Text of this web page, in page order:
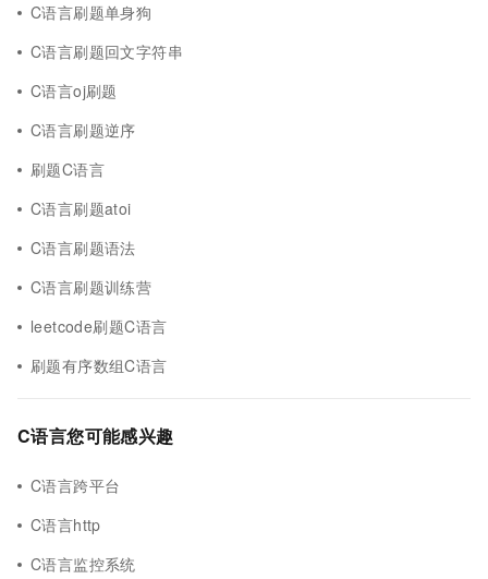
C语言刷题单身狗
C语言刷题回文字符串
C语言oj刷题
C语言刷题逆序
刷题C语言
C语言刷题atoi
C语言刷题语法
C语言刷题训练营
leetcode刷题C语言
刷题有序数组C语言
C语言您可能感兴趣
C语言跨平台
C语言http
C语言监控系统